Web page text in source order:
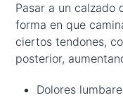
Pasar a un calzado
forma en que
ciertos tendones,
posterior,
Dolores